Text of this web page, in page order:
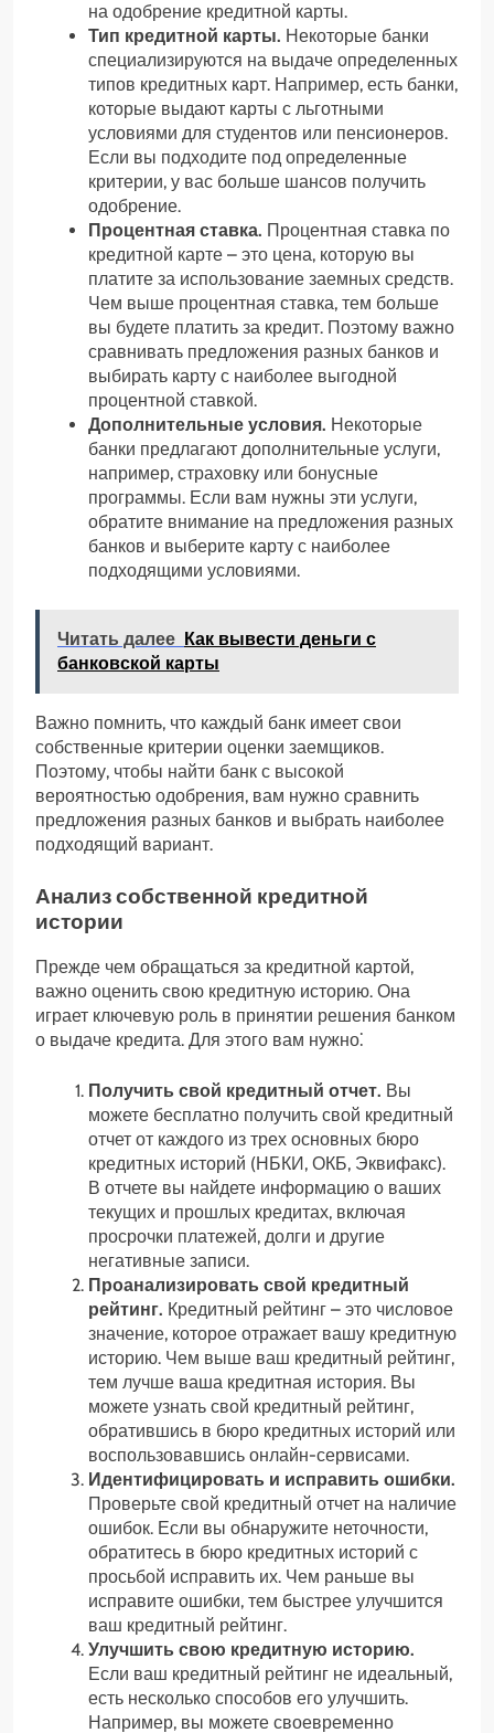
на одобрение кредитной карты.
Тип кредитной карты. Некоторые банки
специализируются на выдаче определенных
типов кредитных карт. Например, есть банки,
которые выдают карты с льготными
условиями для студентов или пенсионеров.
Если вы подходите под определенные
критерии, у вас больше шансов получить
одобрение.
Процентная ставка. Процентная ставка по
кредитной карте – это цена, которую вы
платите за использование заемных средств.
Чем выше процентная ставка, тем больше
вы будете платить за кредит. Поэтому важно
сравнивать предложения разных банков и
выбирать карту с наиболее выгодной
процентной ставкой.
Дополнительные условия. Некоторые
банки предлагают дополнительные услуги,
например, страховку или бонусные
программы. Если вам нужны эти услуги,
обратите внимание на предложения разных
банков и выберите карту с наиболее
подходящими условиями.
Читать далее Как вывести деньги с
банковской карты
Важно помнить, что каждый банк имеет свои
собственные критерии оценки заемщиков.
Поэтому, чтобы найти банк с высокой
вероятностью одобрения, вам нужно сравнить
предложения разных банков и выбрать наиболее
подходящий вариант.
Анализ собственной кредитной
истории
Прежде чем обращаться за кредитной картой,
важно оценить свою кредитную историю. Она
играет ключевую роль в принятии решения банком
о выдаче кредита. Для этого вам нужно⁚
Получить свой кредитный отчет. Вы
можете бесплатно получить свой кредитный
отчет от каждого из трех основных бюро
кредитных историй (НБКИ, ОКБ, Эквифакс).
В отчете вы найдете информацию о ваших
текущих и прошлых кредитах, включая
просрочки платежей, долги и другие
негативные записи.
Проанализировать свой кредитный
рейтинг. Кредитный рейтинг – это числовое
значение, которое отражает вашу кредитную
историю. Чем выше ваш кредитный рейтинг,
тем лучше ваша кредитная история. Вы
можете узнать свой кредитный рейтинг,
обратившись в бюро кредитных историй или
воспользовавшись онлайн-сервисами.
Идентифицировать и исправить ошибки.
Проверьте свой кредитный отчет на наличие
ошибок. Если вы обнаружите неточности,
обратитесь в бюро кредитных историй с
просьбой исправить их. Чем раньше вы
исправите ошибки, тем быстрее улучшится
ваш кредитный рейтинг.
Улучшить свою кредитную историю.
Если ваш кредитный рейтинг не идеальный,
есть несколько способов его улучшить.
Например, вы можете своевременно